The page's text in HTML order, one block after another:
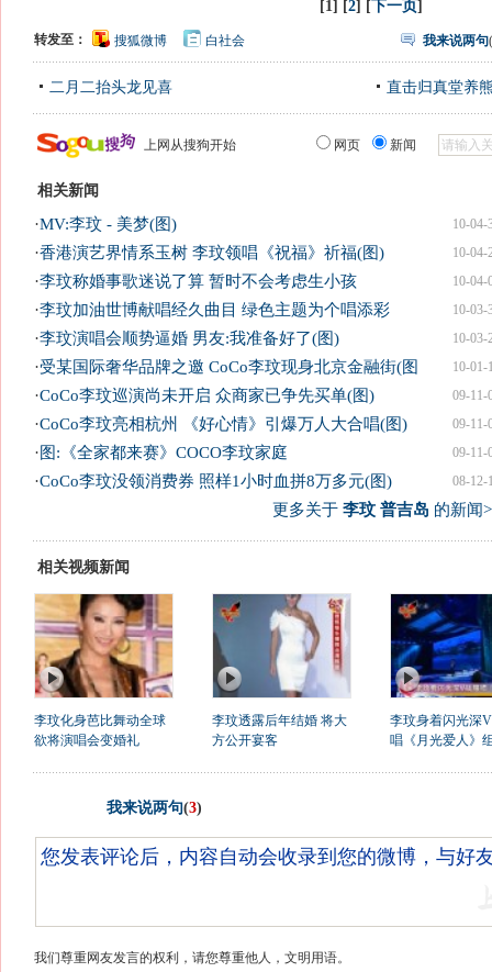
[1] [2] [下一页]
转发至： 搜狐微博 白社会 我来说两句(
二月二抬头龙见喜 直击归真堂养
上网从搜狗开始 网页 新闻
相关新闻
10-04-
·MV:李玟 - 美梦(图)
10-04-
·香港演艺界情系玉树 李玟领唱《祝福》祈福(图)
10-04-
·李玟称婚事歌迷说了算 暂时不会考虑生小孩
10-03-
·李玟加油世博献唱经久曲目 绿色主题为个唱添彩
10-03-
·李玟演唱会顺势逼婚 男友:我准备好了(图)
10-01-
·受某国际奢华品牌之邀 CoCo李玟现身北京金融街(图
09-11-
·CoCo李玟巡演尚未开启 众商家已争先买单(图)
09-11-
·CoCo李玟亮相杭州 《好心情》引爆万人大合唱(图)
09-11-
· 图:《全家都来赛》COCO李玟家庭
08-12-
·CoCo李玟没领消费券 照样1小时血拼8万多元(图)
更多关于 李玟 普吉岛 的新闻
相关视频新闻
李玟化身芭比舞动全球
欲将演唱会变婚礼
李玟透露后年结婚 将大
方公开宴客
李玟身着闪光深
唱《月光爱人》
我来说两句(3)
我们尊重网友发言的权利，请您尊重他人，文明用语。